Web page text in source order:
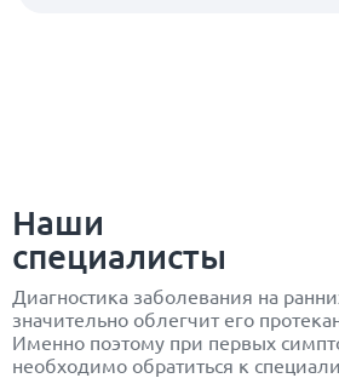
Наши
специалисты
Диагностика заболевания на
значительно облегчит его
Именно поэтому при первых
необходимо обратиться к